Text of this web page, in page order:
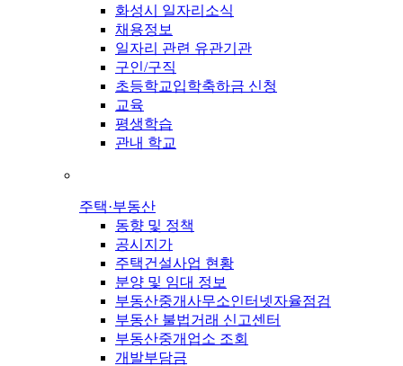
화성시 일자리소식
채용정보
일자리 관련 유관기관
구인/구직
초등학교입학축하금 신청
교육
평생학습
관내 학교
주택·부동산
동향 및 정책
공시지가
주택건설사업 현황
분양 및 임대 정보
부동산중개사무소인터넷자율점검
부동산 불법거래 신고센터
부동산중개업소 조회
개발부담금